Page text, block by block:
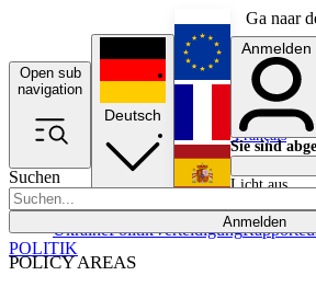
Ga naar
Open sub
navigation
Suchen
Anmelden
POLICY AREAS
UkrainePolitikVerteidigung
Deutsch
English
Français
Anmelden
Sie sind
Licht aus
POLITIK